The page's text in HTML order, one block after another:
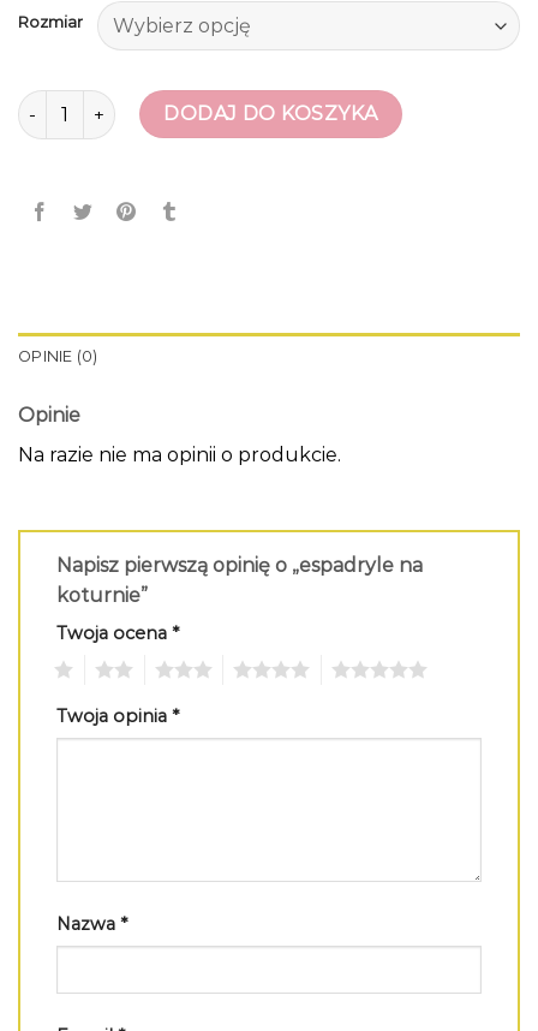
Rozmiar
ilość espadryle na koturnieDODAJ DO KOSZYKA
OPINIE (0)
Opinie
Na razie nie ma opinii o produkcie.
Napisz pierwszą opinię o „espadryle na
koturnie”
Twoja ocena *
Twoja opinia *
Nazwa *